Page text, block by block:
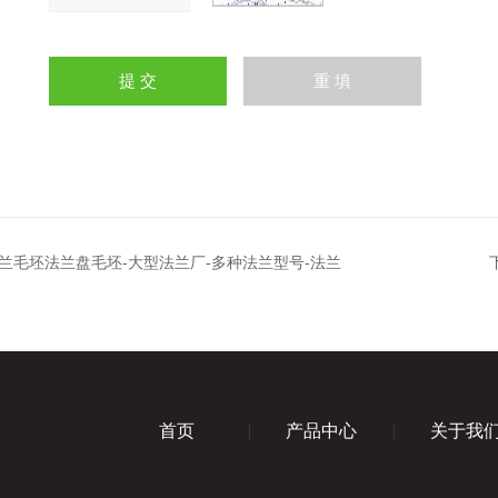
毛坯法兰盘毛坯-大型法兰厂-多种法兰型号-法兰
首页 产品中心 关于我